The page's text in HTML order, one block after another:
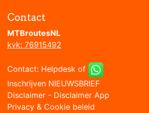
Contact
MTBroutesNL
kvk: 76915492
Contact: Helpdesk of
Inschrijven NIEUWSBRIEF
Disclaimer - Disclaimer App
Privacy & Cookie beleid